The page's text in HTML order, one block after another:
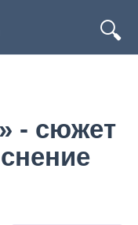
- сюжет